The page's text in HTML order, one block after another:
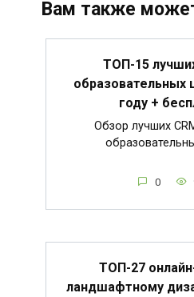
Вам также
ТОП-15
образовательных
году +
Обзор лучших
0
ТОП-27
ландшафтному